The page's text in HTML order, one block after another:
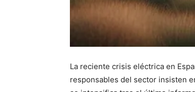
La reciente crisis eléctrica en
responsables del sector insisten